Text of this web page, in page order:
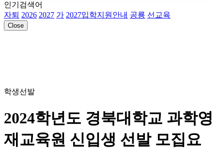
인기검색어
자퇴 2026 2027 가 2027입학지원안내 공룡 선교육
Close
학생선발
2024학년도 경북대학교 과학영
재교육원 신입생 선발 모집요